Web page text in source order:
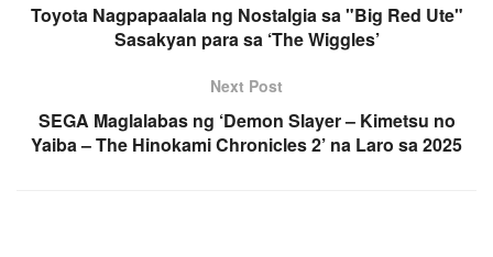
Toyota Nagpapaalala ng Nostalgia sa "Big Red Ute"
Sasakyan para sa ‘The Wiggles’
Next Post
SEGA Maglalabas ng ‘Demon Slayer – Kimetsu no
Yaiba – The Hinokami Chronicles 2’ na Laro sa 2025